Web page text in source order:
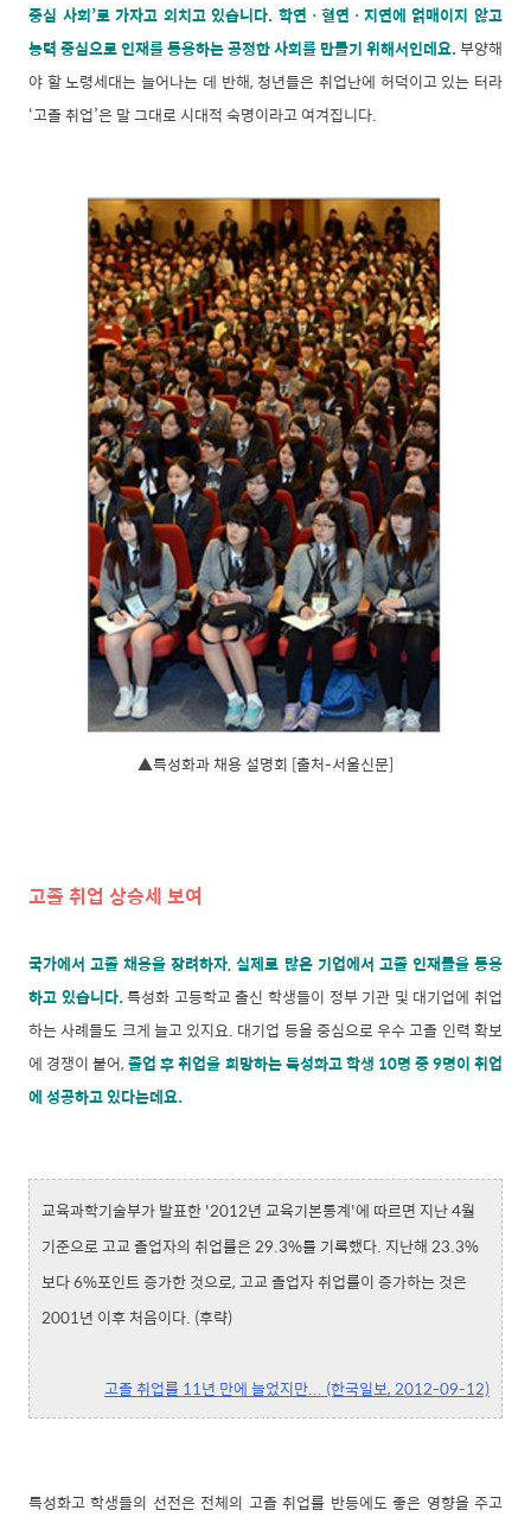
중심 사회’로 가자고 외치고 있습니다. 학연ㆍ혈연ㆍ지연에 얽매이지 않고
능력 중심으로 인재를 등용하는 공정한 사회를 만들기 위해서인데요.부양해
야 할 노령세대는 늘어나는 데 반해, 청년들은 취업난에 허덕이고 있는 터라
‘고졸 취업’은 말 그대로 시대적 숙명이라고 여겨집니다.
▲특성화과 채용 설명회 [출처-서울신문]
고졸 취업 상승세 보여
국가에서 고졸 채용을 장려하자, 실제로 많은 기업에서 고졸 인재들을 등용
하고 있습니다.특성화 고등학교 출신 학생들이 정부 기관 및 대기업에 취업
하는 사례들도 크게 늘고 있지요. 대기업 등을 중심으로 우수 고졸 인력 확보
에 경쟁이 붙어,졸업 후 취업을 희망하는 특성화고 학생 10명 중 9명이 취업
에 성공하고 있다는데요.
교육과학기술부가 발표한 '2012년 교육기본통계'에 따르면 지난 4월
기준으로 고교 졸업자의 취업률은 29.3%를 기록했다. 지난해 23.3%
보다 6%포인트 증가한 것으로, 고교 졸업자 취업률이 증가하는 것은
2001년 이후 처음이다. (후략)
고졸 취업률 11년 만에 늘었지만... (한국일보, 2012-09-12)
특성화고 학생들의 선전은 전체의 고졸 취업률 반등에도 좋은 영향을 주고